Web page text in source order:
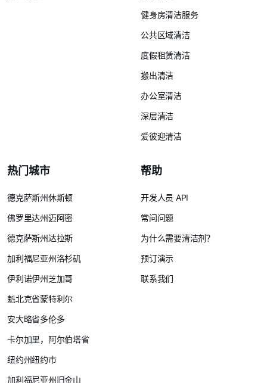
健身房清洁服务
公共区域清洁
度假租赁清洁
搬出清洁
办公室清洁
深层清洁
爱彼迎清洁
热门城市
德克萨斯州休斯顿
佛罗里达州迈阿密
德克萨斯州达拉斯
加利福尼亚州洛杉矶
伊利诺伊州芝加哥
魁北克省蒙特利尔
安大略省多伦多
卡尔加里，阿尔伯塔省
纽约州纽约市
加利福尼亚州旧金山
帮助
开发人员 API
常问问题
为什么需要清洁剂？
预订演示
联系我们